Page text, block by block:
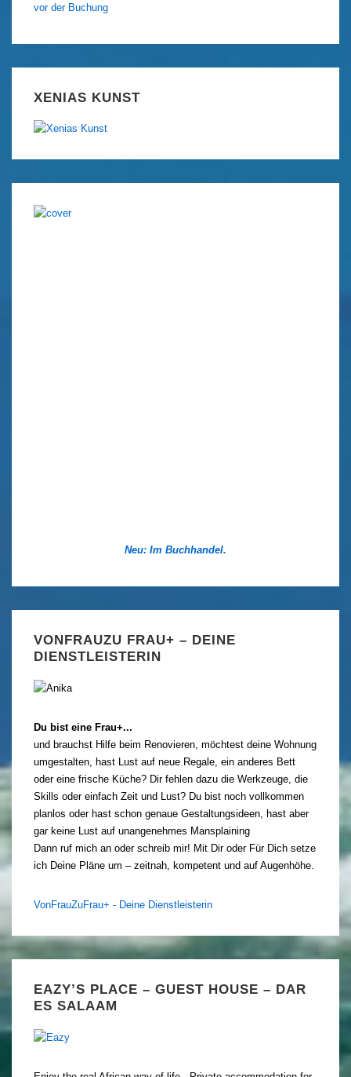
vor der Buchung
XENIAS KUNST
Neu: Im Buchhandel.
VONFRAUZU FRAU+ – DEINE
DIENSTLEISTERIN
Du bist eine Frau+...
und brauchst Hilfe beim Renovieren, möchtest deine Wohnung
umgestalten, hast Lust auf neue Regale, ein anderes Bett
oder eine frische Küche? Dir fehlen dazu die Werkzeuge, die
Skills oder einfach Zeit und Lust? Du bist noch vollkommen
planlos oder hast schon genaue Gestaltungsideen, hast aber
gar keine Lust auf unangenehmes Mansplaining
Dann ruf mich an oder schreib mir! Mit Dir oder Für Dich setze
ich Deine Pläne um – zeitnah, kompetent und auf Augenhöhe.
VonFrauZuFrau+ - Deine Dienstleisterin
EAZY’S PLACE – GUEST HOUSE – DAR
ES SALAAM